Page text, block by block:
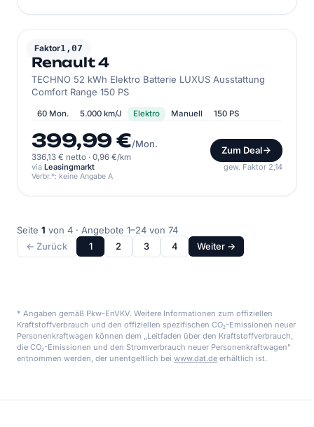
Faktor1,07
RENAULT
Renault 4
TECHNO 52 kWh Elektro Batterie LUXUS Ausstattung
Comfort Range 150 PS
60 Mon. 5.000 km/J Elektro Manuell 150 PS
399,99 €/Mon.
336,13 € netto · 0,96 €/km
Zum Deal
via Leasingmarkt gew. Faktor 2,14
Verbr.*: keine Angabe A
Seite 1 von 4 · Angebote 1–24 von 74
← Zurück
1 2 3 4 Weiter →
* Angaben gemäß Pkw-EnVKV. Weitere Informationen zum offiziellen
Kraftstoffverbrauch und den offiziellen spezifischen CO₂-Emissionen neuer
Personenkraftwagen können dem „Leitfaden über den Kraftstoffverbrauch,
die CO₂-Emissionen und den Stromverbrauch neuer Personenkraftwagen"
entnommen werden, der unentgeltlich bei www.dat.de erhältlich ist.